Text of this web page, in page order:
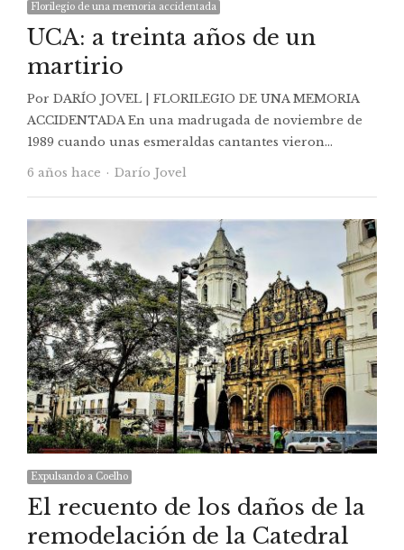
Florilegio de una memoria accidentada
UCA: a treinta años de un
martirio
Por DARÍO JOVEL | FLORILEGIO DE UNA MEMORIA
ACCIDENTADA En una madrugada de noviembre de
1989 cuando unas esmeraldas cantantes vieron…
6 años hace
Autor
Darío Jovel
Expulsando a Coelho
El recuento de los daños de la
remodelación de la Catedral